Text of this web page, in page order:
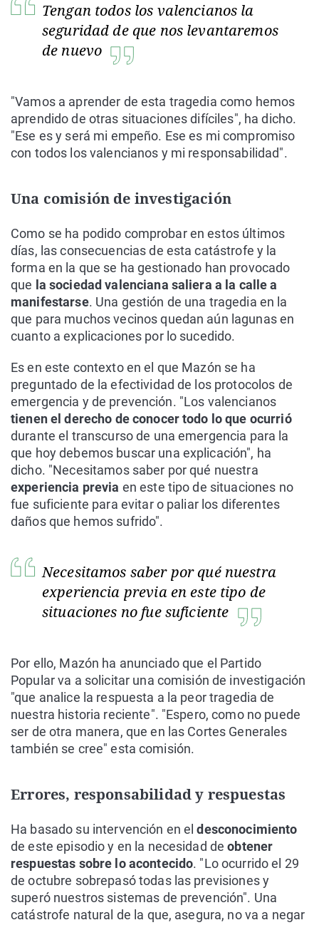
Tengan todos los valencianos la
seguridad de que nos levantaremos
de nuevo
"Vamos a aprender de esta tragedia como hemos
aprendido de otras situaciones difíciles", ha dicho.
"Ese es y será mi empeño. Ese es mi compromiso
con todos los valencianos y mi responsabilidad".
Una comisión de investigación
Como se ha podido comprobar en estos últimos
días, las consecuencias de esta catástrofe y la
forma en la que se ha gestionado han provocado
que la sociedad valenciana saliera a la calle a
manifestarse. Una gestión de una tragedia en la
que para muchos vecinos quedan aún lagunas en
cuanto a explicaciones por lo sucedido.
Es en este contexto en el que Mazón se ha
preguntado de la efectividad de los protocolos de
emergencia y de prevención. "Los valencianos
tienen el derecho de conocer todo lo que ocurrió
durante el transcurso de una emergencia para la
que hoy debemos buscar una explicación", ha
dicho. "Necesitamos saber por qué nuestra
experiencia previa en este tipo de situaciones no
fue suficiente para evitar o paliar los diferentes
daños que hemos sufrido".
Necesitamos saber por qué nuestra
experiencia previa en este tipo de
situaciones no fue suficiente
Por ello, Mazón ha anunciado que el Partido
Popular va a solicitar una comisión de investigación
"que analice la respuesta a la peor tragedia de
nuestra historia reciente". "Espero, como no puede
ser de otra manera, que en las Cortes Generales
también se cree" esta comisión.
Errores, responsabilidad y respuestas
Ha basado su intervención en eldesconocimiento
de este episodio y en la necesidad deobtener
respuestas sobre lo acontecido. "Lo ocurrido el 29
de octubre sobrepasó todas las previsiones y
superó nuestros sistemas de prevención". Una
catástrofe natural de la que, asegura, no va a negar